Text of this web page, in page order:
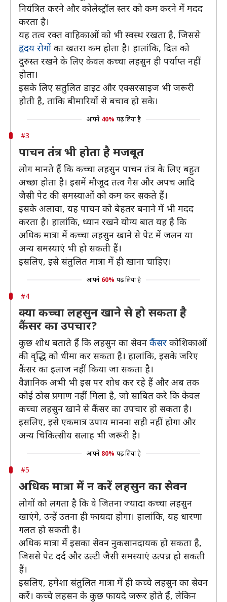
नियंत्रित करने और कोलेस्ट्रॉल स्तर को कम करने में मदद
करता है।
यह तत्व रक्त वाहिकाओं को भी स्वस्थ रखता है, जिससे
हृदय रोगों का खतरा कम होता है। हालांकि, दिल को
दुरुस्त रखने के लिए केवल कच्चा लहसुन ही पर्याप्त नहीं
होता।
इसके लिए संतुलित डाइट और एक्सरसाइज भी जरूरी
होती है, ताकि बीमारियों से बचाव हो सके।
आपने 40% पढ़ लिया है
#3
पाचन तंत्र भी होता है मजबूत
लोग मानते हैं कि कच्चा लहसुन पाचन तंत्र के लिए बहुत
अच्छा होता है। इसमें मौजूद तत्व गैस और अपच आदि
जैसी पेट की समस्याओं को कम कर सकते हैं।
इसके अलावा, यह पाचन को बेहतर बनाने में भी मदद
करता है। हालांकि, ध्यान रखने योग्य बात यह है कि
अधिक मात्रा में कच्चा लहसुन खाने से पेट में जलन या
अन्य समस्याएं भी हो सकती हैं।
इसलिए, इसे संतुलित मात्रा में ही खाना चाहिए।
आपने 60% पढ़ लिया है
#4
क्या कच्चा लहसुन खाने से हो सकता है
कैंसर का उपचार?
कुछ शोध बताते हैं कि लहसुन का सेवन कैंसर कोशिकाओं
की वृद्धि को धीमा कर सकता है। हालांकि, इसके जरिए
कैंसर का इलाज नहीं किया जा सकता है।
वैज्ञानिक अभी भी इस पर शोध कर रहे हैं और अब तक
कोई ठोस प्रमाण नहीं मिला है, जो साबित करे कि केवल
कच्चा लहसुन खाने से कैंसर का उपचार हो सकता है।
इसलिए, इसे एकमात्र उपाय मानना सही नहीं होगा और
अन्य चिकित्सीय सलाह भी जरूरी है।
आपने 80% पढ़ लिया है
#5
अधिक मात्रा में न करें लहसुन का सेवन
लोगों को लगता है कि वे जितना ज्यादा कच्चा लहसुन
खाएंगे, उन्हें उतना ही फायदा होगा। हालांकि, यह धारणा
गलत हो सकती है।
अधिक मात्रा में इसका सेवन नुकसानदायक हो सकता है,
जिससे पेट दर्द और उल्टी जैसी समस्याएं उत्पन्न हो सकती
हैं।
इसलिए, हमेशा संतुलित मात्रा में ही कच्चे लहसुन का सेवन
करें। कच्चे लहसन के कुछ फायदे जरूर होते हैं, लेकिन